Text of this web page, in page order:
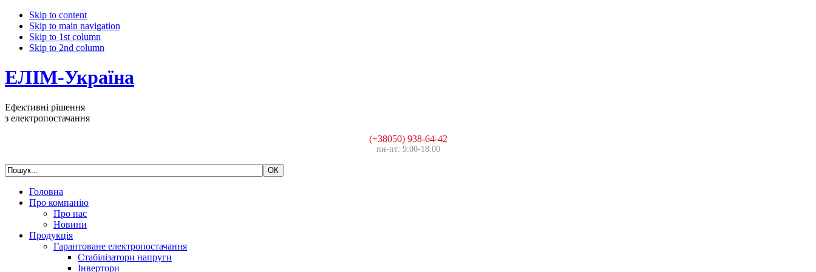
Skip to content
Skip to main navigation
Skip to 1st column
Skip to 2nd column
ЕЛІМ-Україна
Ефективні рішення
з електропостачання
(+38050) 938-64-42
пн-пт: 9:00-18:00
Головна
Про компанію
Про нас
Новини
Продукція
Гарантоване електропостачання
Стабілізатори напруги
Інвертори